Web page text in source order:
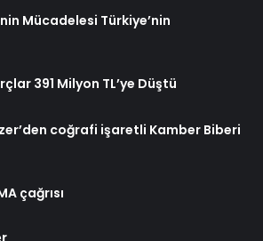
Mücadelesi Türkiye’nin
391 Milyon TL’ye Düştü
coğrafi işaretli Kamber Biberi
çağrısı